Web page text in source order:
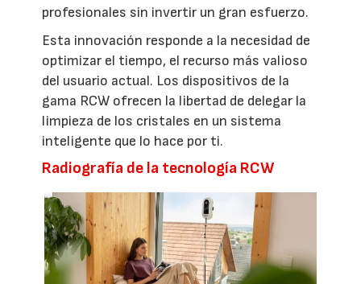
profesionales sin invertir un gran esfuerzo.
Esta innovación responde a la necesidad de
optimizar el tiempo, el recurso más valioso
del usuario actual. Los dispositivos de la
gama RCW ofrecen la libertad de delegar la
limpieza de los cristales en un sistema
inteligente que lo hace por ti.
Radiografía de la tecnología RCW